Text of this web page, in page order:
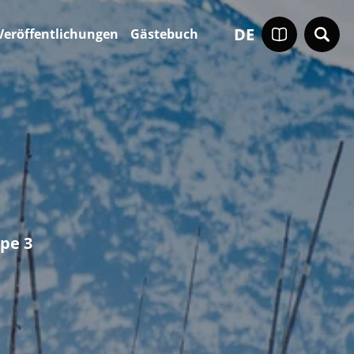
DE
Gästebuch
3